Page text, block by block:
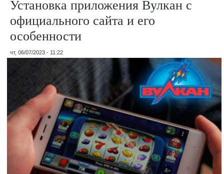
Установка приложения Вулкан с
официального сайта и его
особенности
чт, 06/07/2023 - 11:22